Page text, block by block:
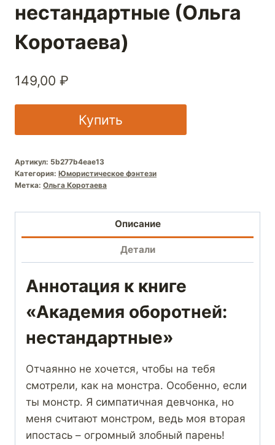
нестандартные (Ольга
Коротаева)
149,00 ₽
Купить
Артикул: 5b277b4eae13
Категория: Юмористическое фэнтези
Метка: Ольга Коротаева
Описание
Детали
Аннотация к книге
«Академия оборотней:
нестандартные»
Отчаянно не хочется, чтобы на тебя
смотрели, как на монстра. Особенно, если
ты монстр. Я симпатичная девчонка, но
меня считают монстром, ведь моя вторая
ипостась – огромный злобный парень!